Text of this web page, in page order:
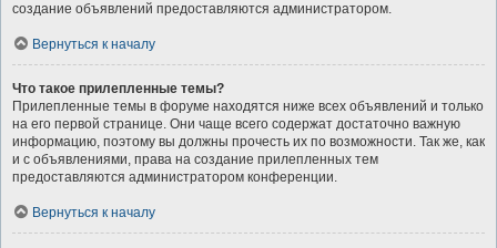
создание объявлений предоставляются администратором.
Вернуться к началу
Что такое прилепленные темы?
Прилепленные темы в форуме находятся ниже всех объявлений и только
на его первой странице. Они чаще всего содержат достаточно важную
информацию, поэтому вы должны прочесть их по возможности. Так же, как
и с объявлениями, права на создание прилепленных тем
предоставляются администратором конференции.
Вернуться к началу